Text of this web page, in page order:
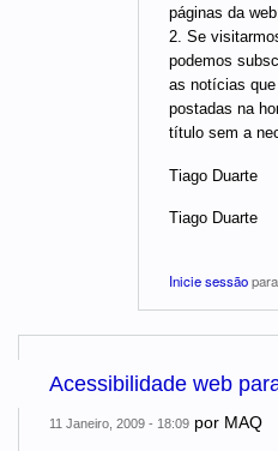
páginas da
2. Se
podemos
as notícias
postadas na
título sem a
Tiago Duarte
Tiago Duarte
Inicie sessão
Acessibilidade web
11 Janeiro, 2009 - 18:09 por MAQ